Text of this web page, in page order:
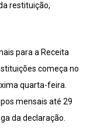
restituição,
para a Receita
começa no
quarta-feira.
mensais até 29
da declaração.